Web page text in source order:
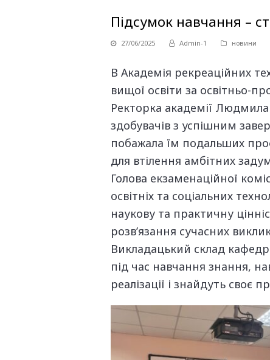
Підсумок навчання –
27/06/2025 Admin-1 новини
В Академія рекреаційних
вищої освіти за освітньо-
Ректорка академії
здобувачів з успішним
побажала їм подальших
для втілення амбітних
Голова екзаменаційної
освітніх та соціальних
наукову та практичну
розв’язання сучасних
Викладацький склад
під час навчання знання,
реалізації і знайдуть своє